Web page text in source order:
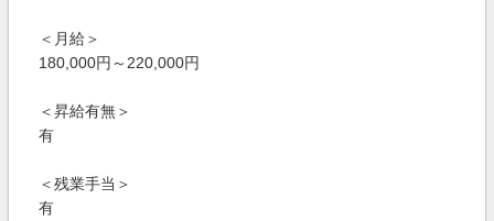
＜月給＞
180,000円～220,000円
＜昇給有無＞
有
＜残業手当＞
有